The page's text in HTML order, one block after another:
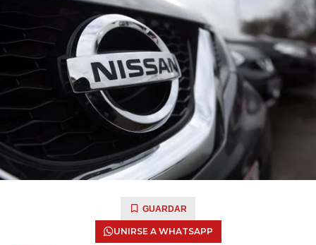
GUARDAR
UNIRSE A WHATSAPP